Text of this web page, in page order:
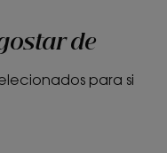
de
para si